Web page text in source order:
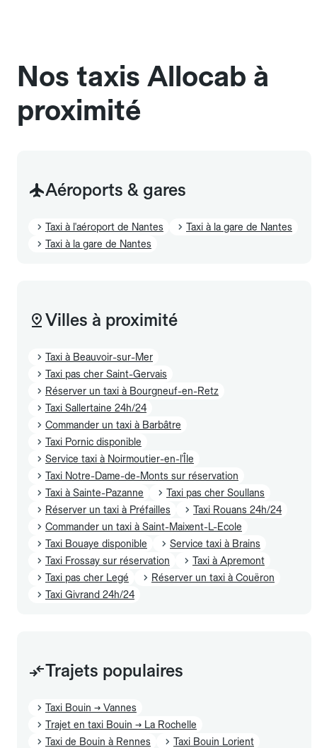
Nos taxis Allocab à
proximité
Aéroports & gares
Taxi à l'aéroport de Nantes
Taxi à la gare de Nantes
Taxi à la gare de Nantes
Villes à proximité
Taxi à Beauvoir-sur-Mer
Taxi pas cher Saint-Gervais
Réserver un taxi à Bourgneuf-en-Retz
Taxi Sallertaine 24h/24
Commander un taxi à Barbâtre
Taxi Pornic disponible
Service taxi à Noirmoutier-en-l'Île
Taxi Notre-Dame-de-Monts sur réservation
Taxi à Sainte-Pazanne
Taxi pas cher Soullans
Réserver un taxi à Préfailles
Taxi Rouans 24h/24
Commander un taxi à Saint-Maixent-L-Ecole
Taxi Bouaye disponible
Service taxi à Brains
Taxi Frossay sur réservation
Taxi à Apremont
Taxi pas cher Legé
Réserver un taxi à Couëron
Taxi Givrand 24h/24
Trajets populaires
Taxi Bouin → Vannes
Trajet en taxi Bouin → La Rochelle
Taxi de Bouin à Rennes
Taxi Bouin Lorient